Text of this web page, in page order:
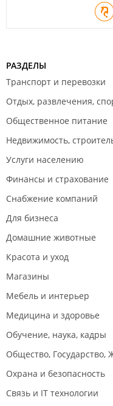
РАЗДЕЛЫ
Транспорт и перевозки
Отдых, развлечения,
Общественное питание
Недвижимость,
Услуги населению
Финансы и страхование
Снабжение компаний
Для бизнеса
Домашние животные
Красота и уход
Магазины
Мебель и интерьер
Медицина и здоровье
Обучение, наука, кадры
Общество, Государство,
Охрана и безопасность
Связь и IT технологии